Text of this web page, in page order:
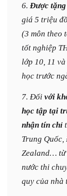
6. Được tặng
giá 5 triệu
(3 môn theo
tốt nghiệp
lớp 10, 11
học trước
7. Đối với
học tập tại
nhận tín chỉ
Trung
Zealand… từ
nước thi
quy của nhà